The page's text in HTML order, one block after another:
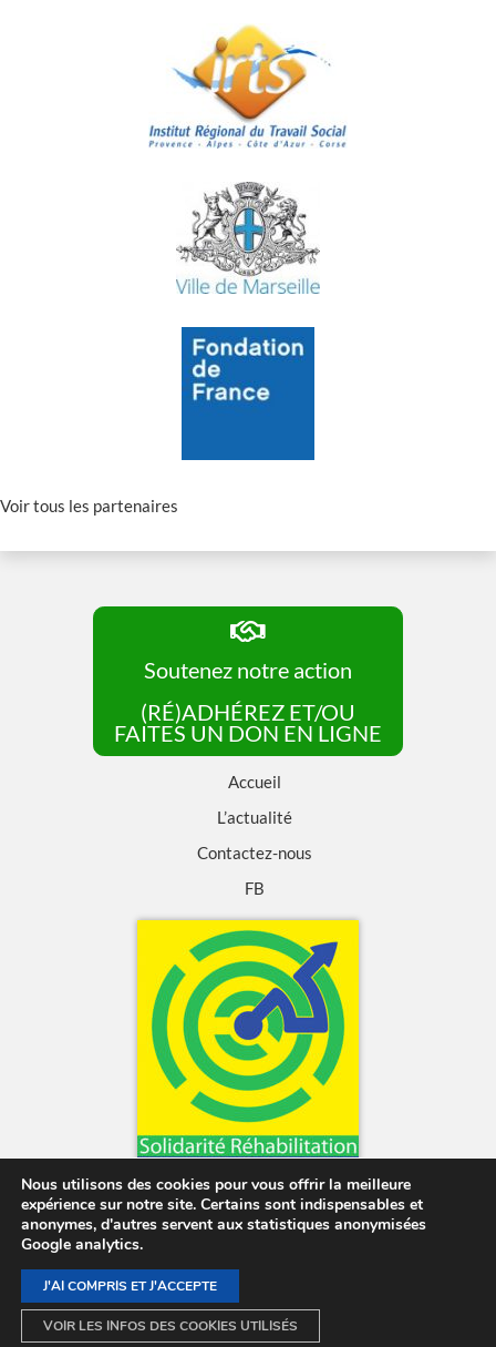
Voir tous les partenaires
Soutenez notre action
(RÉ)ADHÉREZ ET/OU
FAITES UN DON EN LIGNE
Accueil
L’actualité
Contactez-nous
FB
Mentions légales
Politique de confidentialité
© 2026 Solidarité Réhabilitation -
www.sitweb-concept.com (Laurent DAGANY)
Nous utilisons des cookies pour vous offrir la meilleure
expérience sur notre site. Certains sont indispensables et
anonymes, d'autres servent aux statistiques anonymisées
Google analytics.
J'AI COMPRIS ET J'ACCEPTE
VOIR LES INFOS DES COOKIES UTILISÉS